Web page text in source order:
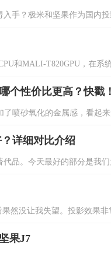
手？极米和坚果作为国内
和MALI-T820GPU，在
个性价比更高？快戳
喷砂氧化的金属感，看起
详细对比介绍
品。今天最好的部分是我
然没让我失望。投影效果
果J7